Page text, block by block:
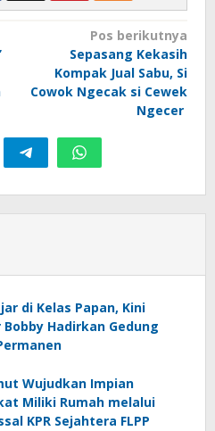
Pos berikutnya
Sepasang Kekasih
Kompak Jual Sabu, Si
Cowok Ngecak si Cewek
Ngecer
di Kelas Papan, Kini
Bobby Hadirkan Gedung
Wujudkan Impian
Miliki Rumah melalui
KPR Sejahtera FLPP